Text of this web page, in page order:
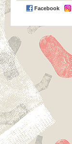
Facebook